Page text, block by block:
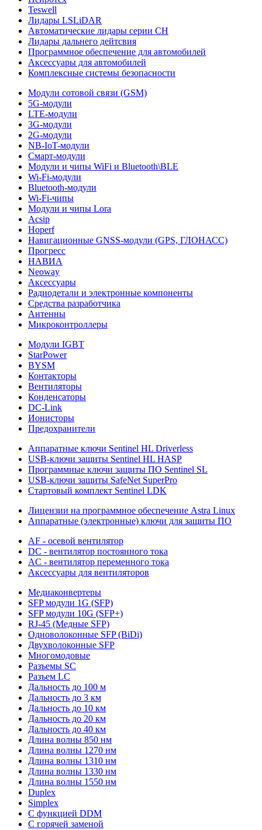
Teswell
Лидары LSLiDAR
Автоматические лидары серии CH
Лидары дальнего дейтсвия
Программное обеспечение для автомобилей
Аксессуары для автомобилей
Комплексные системы безопасности
Модули сотовой связи (GSM)
5G-модули
LTE-модули
3G-модули
2G-модули
NB-IoT-модули
Смарт-модули
Модули и чипы WiFi и Bluetooth\BLE
Wi-Fi-модули
Bluetooth-модули
Wi-Fi-чипы
Модули и чипы Lora
Acsip
Hoperf
Навигационные GNSS-модули (GPS, ГЛОНАСС)
Прогресс
НАВИА
Neoway
Аксессуары
Радиодетали и электронные компоненты
Средства разработчика
Антенны
Микроконтроллеры
Модули IGBT
StarPower
BYSM
Контакторы
Вентиляторы
Конденсаторы
DC-Link
Ионисторы
Предохранители
Аппаратные ключи Sentinel HL Driverless
USB-ключи защиты Sentinel HL HASP
Программные ключи защиты ПО Sentinel SL
USB-ключи защиты SafeNet SuperPro
Стартовый комплект Sentinel LDK
Лицензии на программное обеспечение Astra Linux
Аппаратные (электронные) ключи для защиты ПО
AF - осевой вентилятор
DC - вентилятор постоянного тока
AC - вентилятор переменного тока
Аксессуары для вентиляторов
Медиаконвертеры
SFP модули 1G (SFP)
SFP модули 10G (SFP+)
RJ-45 (Медные SFP)
Одноволоконные SFP (BiDi)
Двухволоконные SFP
Многомодовые
Разъемы SC
Разъем LC
Дальность до 100 м
Дальность до 3 км
Дальность до 10 км
Дальность до 20 км
Дальность до 40 км
Длина волны 850 нм
Длина волны 1270 нм
Длина волны 1310 нм
Длина волны 1330 нм
Длина волны 1550 нм
Duplex
Simplex
С функцией DDM
С горячей заменой